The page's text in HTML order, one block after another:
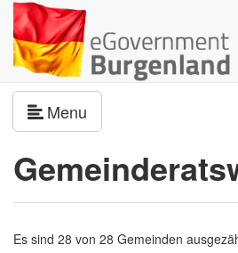
Menu
Es sind 28 von 28 Gemeinden